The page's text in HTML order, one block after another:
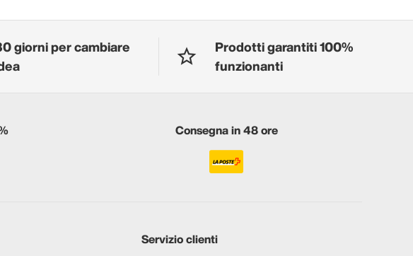
giorni per cambiare
Prodotti garantiti 100%
funzionanti
Consegna in 48 ore
Servizio clienti